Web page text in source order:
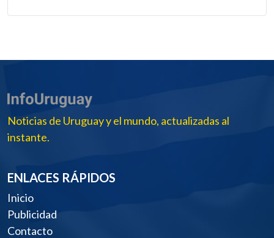
Noticias de Uruguay y el mundo, actualizadas al
instante.
ENLACES RÁPIDOS
Inicio
Publicidad
Contacto